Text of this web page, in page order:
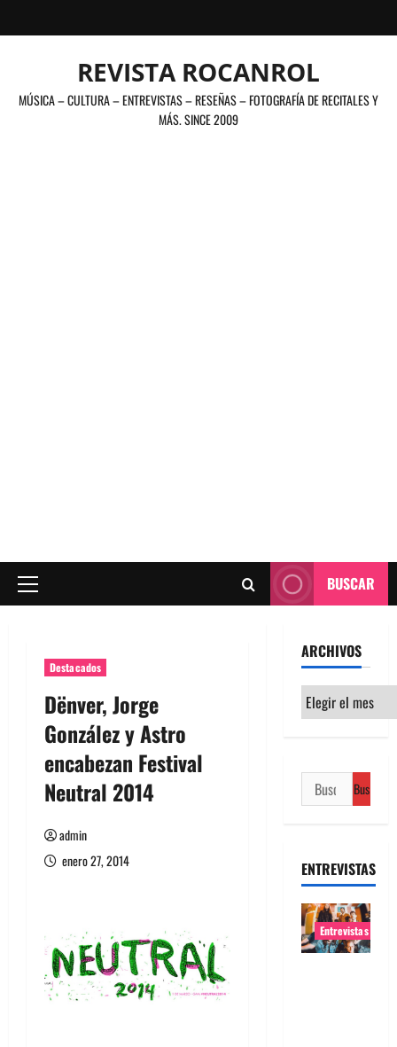
al
REVISTA ROCANROL
MÚSICA – CULTURA – ENTREVISTAS – RESEÑAS – FOTOGRAFÍA DE RECITALES Y
MÁS. SINCE 2009
Menú
BUSCAR
Destacados
Dënver, Jorge
González y Astro
encabezan Festival
Neutral 2014
admin
enero 27, 2014
ARCHIVOS
Archivos
Buscar:
ENTREVISTAS
Entrevistas